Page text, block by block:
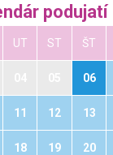
podujatí
UT ST ŠT
06
11 12 13
18 19 20